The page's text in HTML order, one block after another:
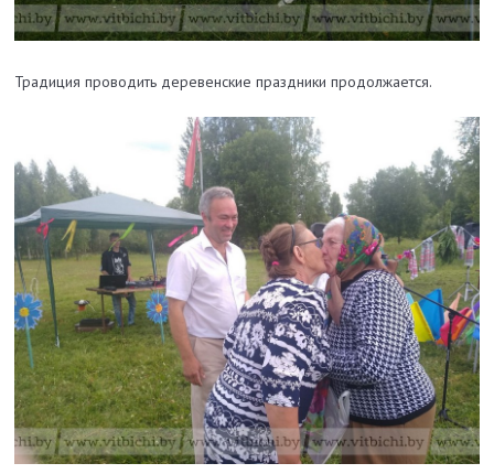
Традиция проводить деревенские праздники продолжается.